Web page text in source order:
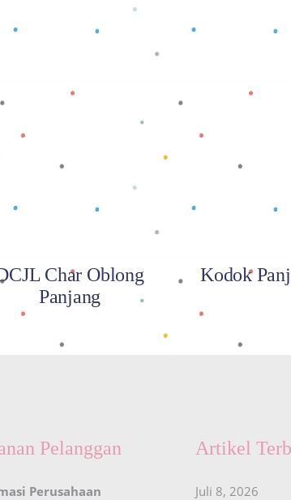
Baca selengkapnya
Char Oblong
Panjang
Kodok
Pelanggan
Perusahaan
Artikel
Juli 8, 2026